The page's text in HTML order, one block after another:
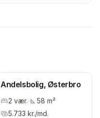
Andelsbolig, Østerbro
2 vær.· 58 m²
5.733 kr./md.